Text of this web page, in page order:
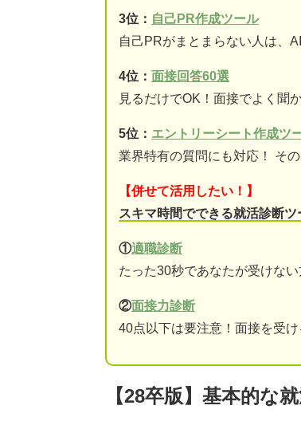
3位： 自己PR作成ツール
自己PRがまとまらない人は、
4位： 面接回答60選
見るだけでOK！面接でよく聞
5位： エントリーシート作成ツ
業界特有の質問にも対応！ そ
【併せて活用したい！】
スキマ時間でできる就活診断ツ
①適職診断
たった30秒であなたが受けな
②面接力診断
40点以下は要注意！面接を受
【28卒版】基本的な